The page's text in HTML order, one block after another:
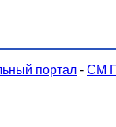
портал - СМ